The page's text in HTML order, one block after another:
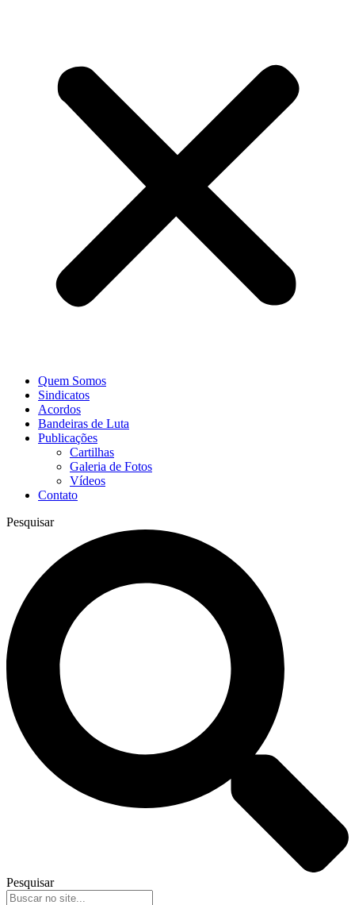
Quem Somos
Sindicatos
Acordos
Bandeiras de Luta
Publicações
Cartilhas
Galeria de Fotos
Vídeos
Contato
Pesquisar
Pesquisar